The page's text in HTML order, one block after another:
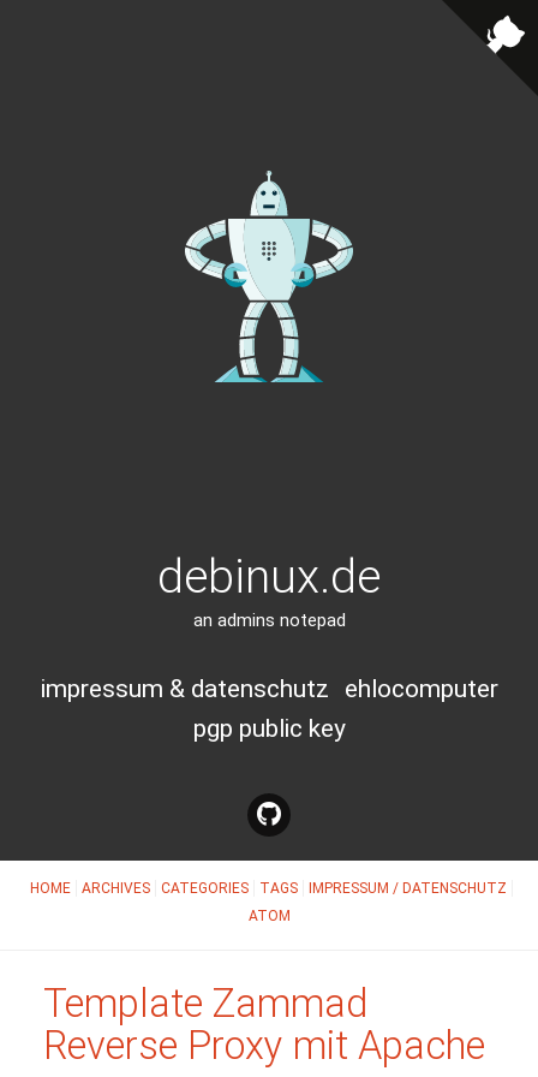
debinux.de
an admins notepad
impressum & datenschutz
ehlocomputer
pgp public key
HOME ARCHIVES CATEGORIES TAGS
IMPRESSUM / DATENSCHUTZ
ATOM
Template Zammad
Reverse Proxy mit Apache